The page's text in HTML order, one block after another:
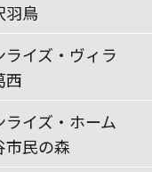
羽鳥
ライズ・ヴィラ
西
ライズ・ホーム
市民の森